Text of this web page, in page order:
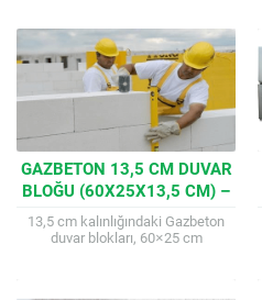
toleransları...
GAZBETON 13,5 CM DUVAR
BLOĞU (60X25X13,5 CM) –
İSTANBUL’A ÖZEL HIZLI
TESLIMAT
13,5 cm kalınlığındaki Gazbeton
duvar blokları, 60×25 cm